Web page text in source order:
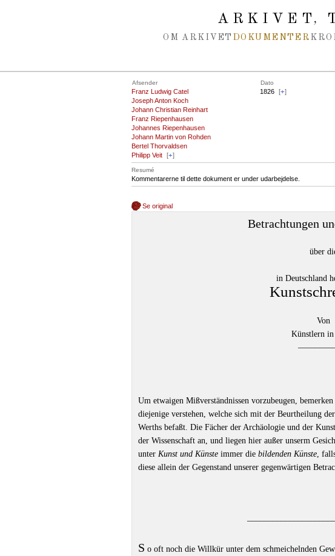
ARKIVET,
OM ARKIVET DOKUMENTER
Afsender Dato
Franz Ludwig Catel
Joseph Anton Koch
Johann Christian Reinhart
Franz Riepenhausen
Johannes Riepenhausen
Johann Martin von Rohden
Bertel Thorvaldsen
Philipp Veit
[+]
1826 [+]
Resumé
Kommentarerne til dette dokument er under udarbejdelse.
Se original
Betrachtungen
über
in Deutschland
Von
Künstlern in
Um etwaigen Mißverständnissen vorzubeugen,
diejenige verstehen, welche sich mit der Beurtheilung
Werths befaßt. Die Fächer der Archäologie und der
der Wissenschaft an, und liegen hier außer unserm
unter Kunst und Künste immer die bildenden Künste,
diese allein der Gegenstand unserer gegenwärtigen
S o oft noch die Willkür unter dem schmeichelnden